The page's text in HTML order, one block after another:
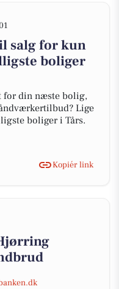
salg for kun
boliger
for din næste bolig,
Lige
boliger i Tårs.
Kopiér link